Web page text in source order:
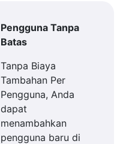
Pengguna Tanpa
Batas
Tanpa Biaya
Tambahan Per
Pengguna, Anda
dapat
menambahkan
pengguna baru di